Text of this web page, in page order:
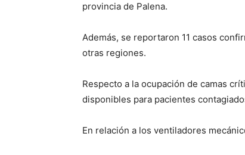
provincia de Palena.
Además, se reportaron 11 casos
otras regiones.
Respecto a la ocupación de camas
disponibles para pacientes
En relación a los ventiladores